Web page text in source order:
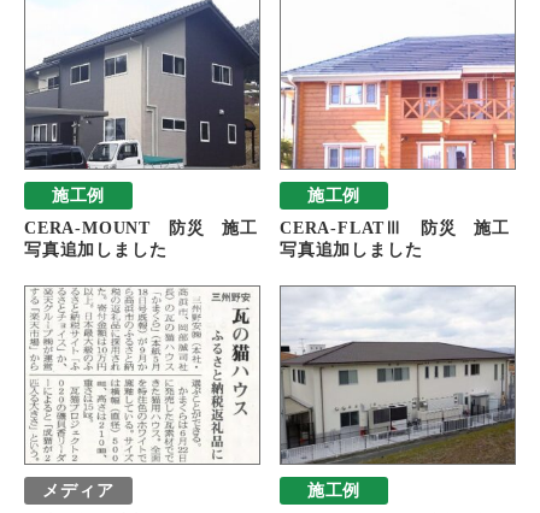
施工例
CERA-MOUNT 防災 施工
写真追加しました
施工例
CERA-FLATⅢ 防災 施工
写真追加しました
メディア 施工例